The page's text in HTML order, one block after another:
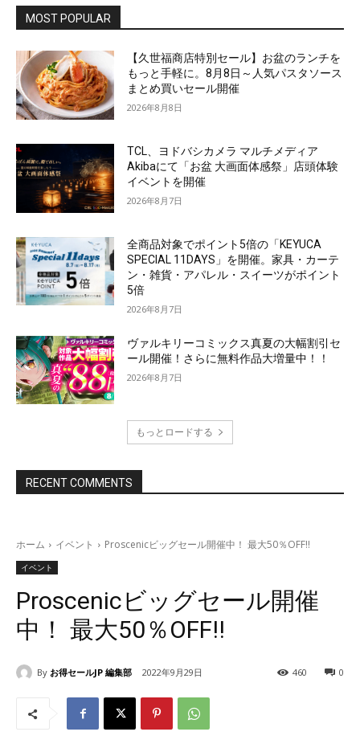
MOST POPULAR
【久世福商店特別セール】お盆のランチを
もっと手軽に。8月8日～人気パスタソース
まとめ買いセール開催
2026年8月8日
TCL、ヨドバシカメラ マルチメディア
Akibaにて「お盆 大画面体感祭」店頭体験
イベントを開催
2026年8月7日
全商品対象でポイント5倍の「KEYUCA
SPECIAL 11DAYS」を開催。家具・カーテ
ン・雑貨・アパレル・スイーツがポイント
5倍
2026年8月7日
ヴァルキリーコミックス真夏の大幅割引セ
ール開催！さらに無料作品大増量中！！
2026年8月7日
もっとロードする
RECENT COMMENTS